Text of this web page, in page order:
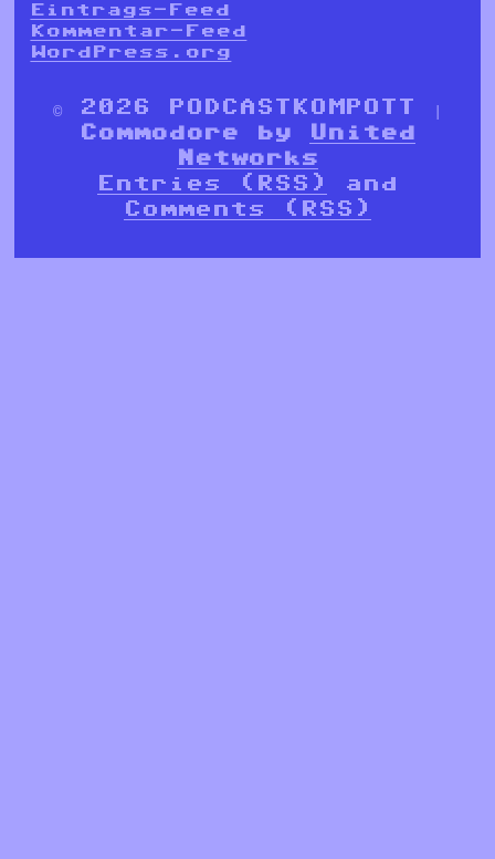
Eintrags-Feed
Kommentar-Feed
WordPress.org
© 2026 PODCASTKOMPOTT |
Commodore by
United
Networks
Entries (RSS)
and
Comments (RSS)